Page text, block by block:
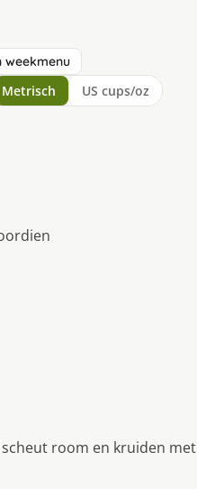
weekmenu
Metrisch US cups/oz
room en kruiden met